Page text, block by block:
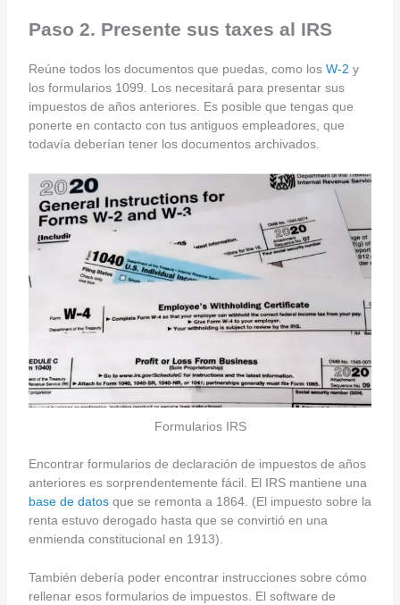
Paso 2. Presente sus taxes al IRS
Reúne todos los documentos que puedas, como los W-2 y
los formularios 1099. Los necesitará para presentar sus
impuestos de años anteriores. Es posible que tengas que
ponerte en contacto con tus antiguos empleadores, que
todavía deberían tener los documentos archivados.
Formularios IRS
Encontrar formularios de declaración de impuestos de años
anteriores es sorprendentemente fácil. El IRS mantiene una
base de datosque se remonta a 1864. (El impuesto sobre la
renta estuvo derogado hasta que se convirtió en una
enmienda constitucional en 1913).
También debería poder encontrar instrucciones sobre cómo
rellenar esos formularios de impuestos. El software de